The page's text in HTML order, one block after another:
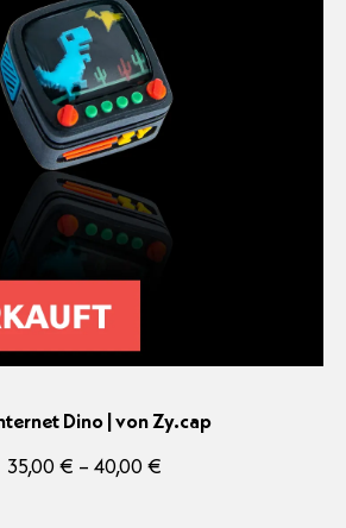
Dino | von Zy.cap
35,00 € – 40,00 €Preisspanne: